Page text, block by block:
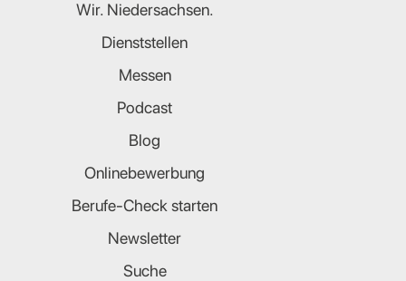
Wir. Niedersachsen.
Dienststellen
Messen
Podcast
Blog
Onlinebewerbung
Berufe-Check starten
Newsletter
Suche